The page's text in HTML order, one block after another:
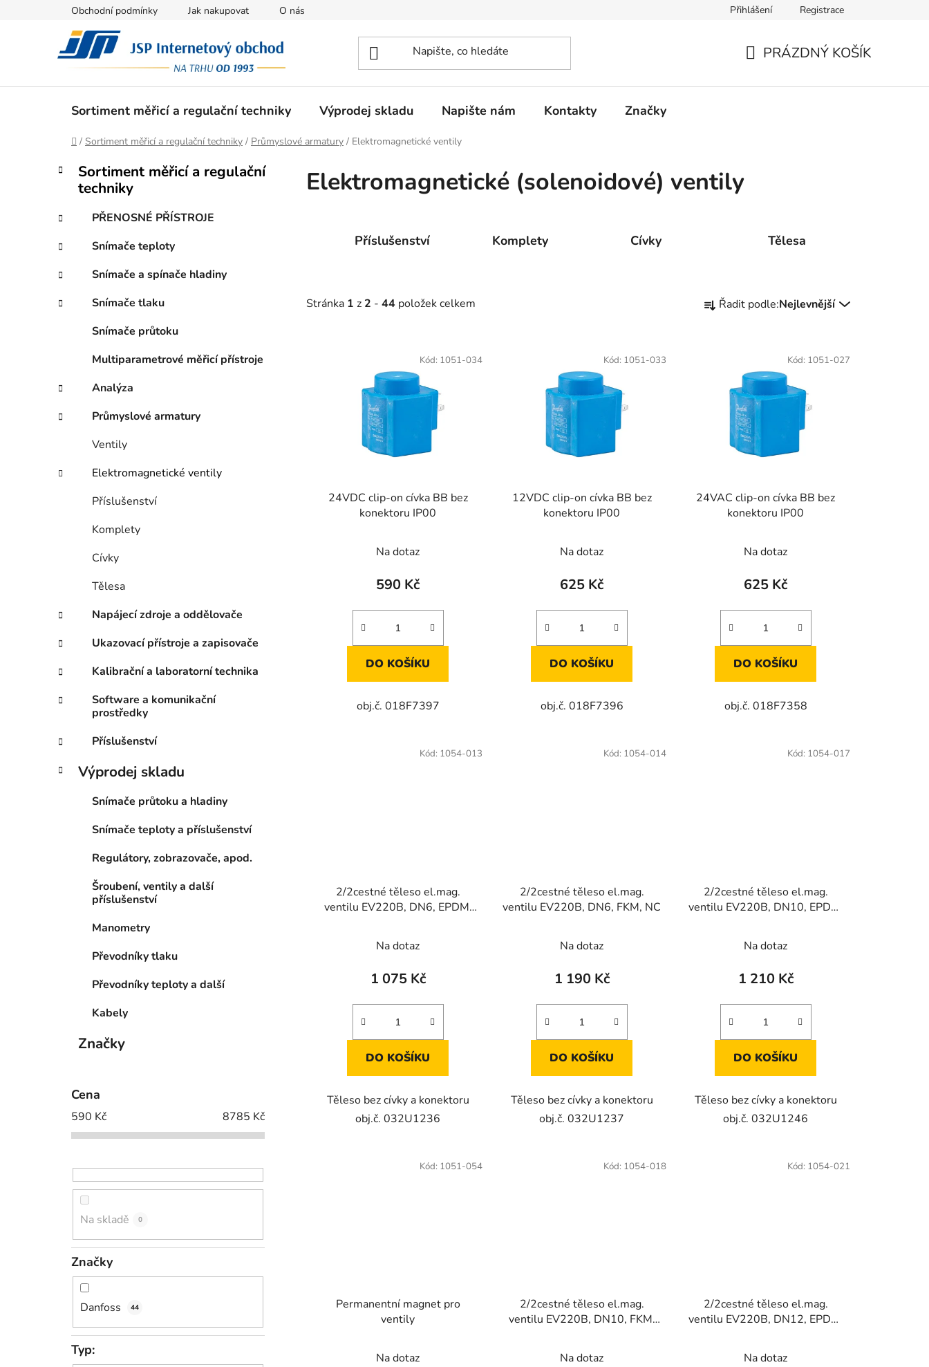
Obchodní podmínky Jak nakupovat O nás Přihlášení Registrace
PRÁZDNÝ KOŠÍK
Sortiment měřicí a regulační techniky Výprodej skladu Napište nám Kontakty Značky
Domů
/ Sortiment měřicí a regulační techniky / Průmyslové armatury / Elektromagnetické ventily
P
t
a
n
í
e
l
Přeskočit
kategorie
K
a
g
r
i
e
Sortiment měřicí a regulační
techniky
PŘENOSNÉ PŘÍSTROJE
Snímače teploty
Snímače a spínače hladiny
Snímače tlaku
Snímače průtoku
Multiparametrové měřicí přístroje
Analýza
Průmyslové armatury
Ventily
Elektromagnetické ventily
Příslušenství
Komplety
Cívky
Tělesa
Napájecí zdroje a oddělovače
Ukazovací přístroje a zapisovače
Kalibrační a laboratorní technika
Software a komunikační
prostředky
Příslušenství
Výprodej skladu
Snímače průtoku a hladiny
Snímače teploty a příslušenství
Regulátory, zobrazovače, apod.
Šroubení, ventily a další
příslušenství
Manometry
Převodníky tlaku
Převodníky teploty a další
Kabely
Značky
Cena
590 Kč 8785 Kč
Na skladě 0
Značky
Danfoss 44
Typ:
Elektromagnetické (solenoidové) ventily
Příslušenství Komplety Cívky Tělesa
Stránka 1 z 2 - 44 položek celkem
a
k
Řadit podle:Nejlevnější
24VDC clip-on cívka BB bez
konektoru IP00
Na dotaz
590 Kč
DO KOŠÍKU
obj.č. 018F7397
Kód: 1051-034
12VDC clip-on cívka BB bez
konektoru IP00
Na dotaz
625 Kč
DO KOŠÍKU
obj.č. 018F7396
Kód: 1051-033
24VAC clip-on cívka BB bez
konektoru IP00
Na dotaz
625 Kč
DO KOŠÍKU
obj.č. 018F7358
Kód: 1051-027
2/2cestné těleso el.mag.
ventilu EV220B, DN6, EPDM,
Na dotaz
1 075 Kč
DO KOŠÍKU
Těleso bez cívky a konektoru
obj.č. 032U1236
Kód: 1054-013
2/2cestné těleso el.mag.
ventilu EV220B, DN6, FKM, NC
Na dotaz
1 190 Kč
DO KOŠÍKU
Těleso bez cívky a konektoru
obj.č. 032U1237
Kód: 1054-014
2/2cestné těleso el.mag.
ventilu EV220B, DN10, EPDM,
Na dotaz
1 210 Kč
DO KOŠÍKU
Těleso bez cívky a konektoru
obj.č. 032U1246
Kód: 1054-017
Permanentní magnet pro
ventily
Na dotaz
Kód: 1051-054
2/2cestné těleso el.mag.
ventilu EV220B, DN10, FKM,
Na dotaz
Kód: 1054-018
2/2cestné těleso el.mag.
ventilu EV220B, DN12, EPDM,
Na dotaz
Kód: 1054-021